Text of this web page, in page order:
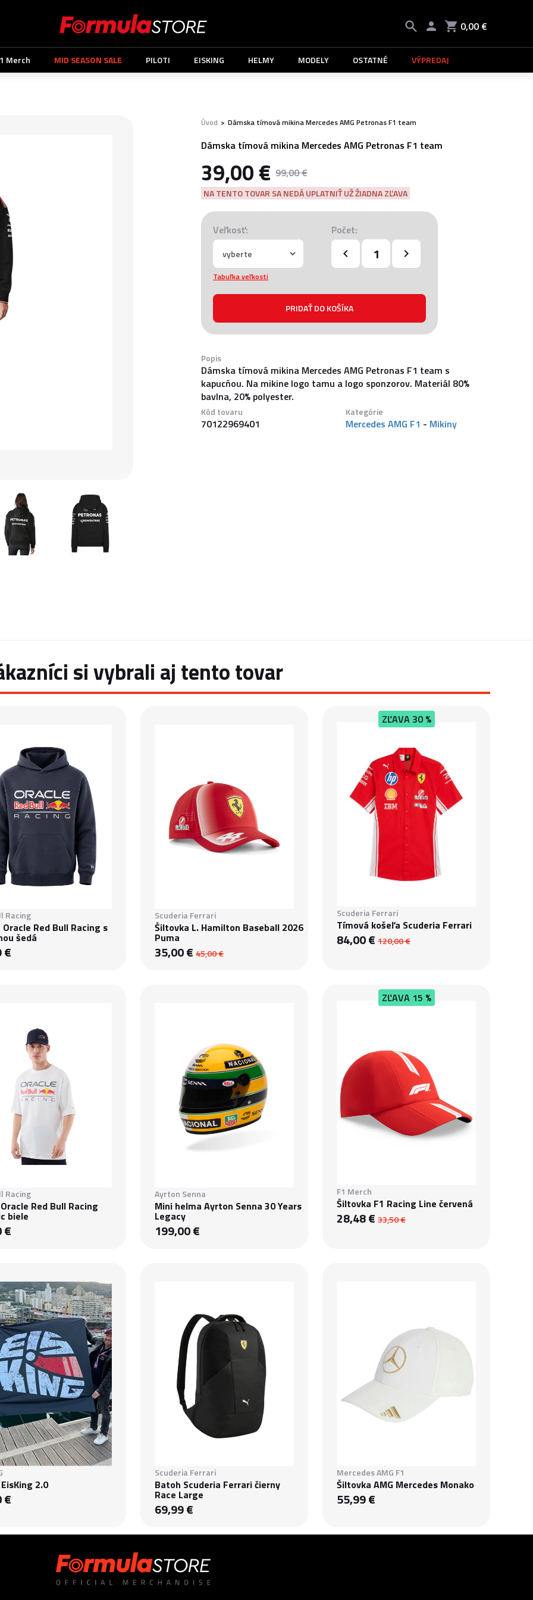
0,00 €
Merch MID SEASON SALE PILOTI EISKING HELMY MODELY OSTATNÉ VÝPREDAJ
Úvod > Dámska tímová mikina Mercedes AMG Petronas F1 team
Dámska tímová mikina Mercedes AMG Petronas F1 team
39,00 € 99,00 €
NA TENTO TOVAR SA NEDÁ UPLATNIŤ UŽ ŽIADNA ZĽAVA
Veľkosť: Počet:
Tabuľka veľkosti
Popis
Dámska tímová mikina Mercedes AMG Petronas F1 team s
kapucňou. Na mikine logo tamu a logo sponzorov. Materiál 80%
bavlna, 20% polyester.
Kód tovaru
70122969401
Kategórie
Mercedes AMG F1 - Mikiny
si vybrali aj tento tovar
Racing
Red Bull Racing s
šedá
€
Scuderia Ferrari
Šiltovka L. Hamilton Baseball 2026
Puma
35,00 € 45,00 €
ZĽAVA30 %
Scuderia Ferrari
Tímová košeľa Scuderia Ferrari
84,00 € 120,00 €
Racing
Red Bull Racing
biele
€
Ayrton Senna
Mini helma Ayrton Senna 30 Years
Legacy
199,00 €
ZĽAVA15 %
F1 Merch
Šiltovka F1 Racing Line červená
28,48 € 33,50 €
2.0
€
Scuderia Ferrari
Batoh Scuderia Ferrari čierny
Race Large
69,99 €
Mercedes AMG F1
Šiltovka AMG Mercedes Monako
55,99 €